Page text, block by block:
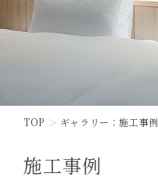
TOP ギャラリー：施工事例
施工事例